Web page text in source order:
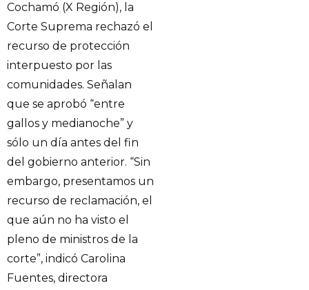
Cochamó (X Región), la
Corte Suprema rechazó el
recurso de protección
interpuesto por las
comunidades. Señalan
que se aprobó “entre
gallos y medianoche” y
sólo un día antes del fin
del gobierno anterior. “Sin
embargo, presentamos un
recurso de reclamación, el
que aún no ha visto el
pleno de ministros de la
corte”, indicó Carolina
Fuentes, directora